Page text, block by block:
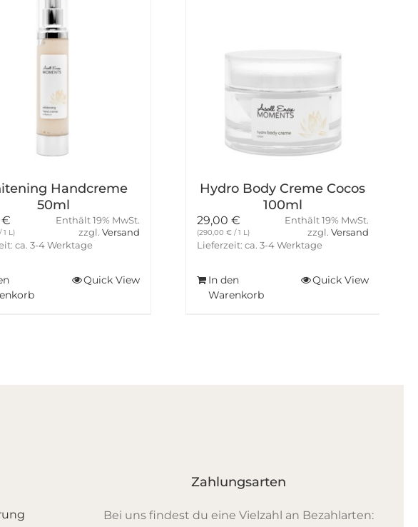
Handcreme
50ml
€ Enthält 19% MwSt.
/ 1 L) zzgl. Versand
ca. 3-4 Werktage
Quick View
Hydro Body Creme Cocos
100ml
29,00 € Enthält 19% MwSt.
(290,00 € / 1 L) zzgl. Versand
Lieferzeit: ca. 3-4 Werktage
In den
Warenkorb
Quick View
Zahlungsarten
Bei uns findest du eine Vielzahl an Bezahlarten: